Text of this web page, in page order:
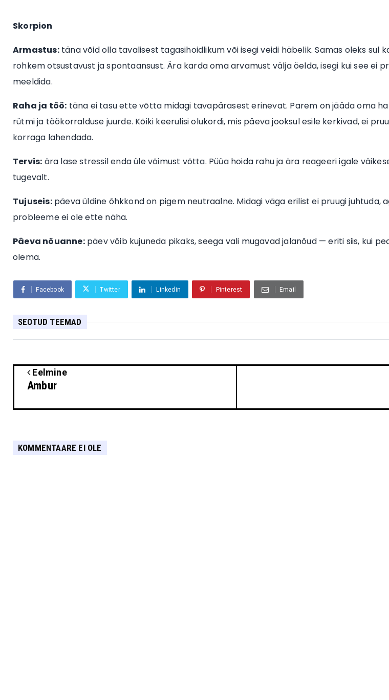
Skorpion
Armastus:täna võid olla tavalisest tagasihoidlikum või isegi veidi häbelik. Samas oleks sul
rohkem otsustavust ja spontaansust. Ära karda oma arvamust välja öelda, isegi kui see ei
meeldida.
Raha ja töö: täna ei tasu ette võtta midagi tavapärasest erinevat. Parem on jääda oma
rütmi ja töökorralduse juurde. Kõiki keerulisi olukordi, mis päeva jooksul esile kerkivad, ei
korraga lahendada.
Tervis: ära lase stressil enda üle võimust võtta. Püüa hoida rahu ja ära reageeri igale
tugevalt.
Tujuseis:päeva üldine õhkkond on pigem neutraalne. Midagi väga erilist ei pruugi juhtuda,
probleeme ei ole ette näha.
Päeva nõuanne:päev võib kujuneda pikaks, seega vali mugavad jalanõud — eriti siis, kui
olema.
Facebook Twitter Linkedin Pinterest Email
SEOTUD TEEMAD
Eelmine
Ambur
KOMMENTAARE EI OLE